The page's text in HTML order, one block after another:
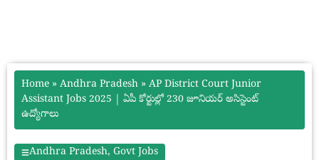
Home » Andhra Pradesh » AP District Court Junior
Assistant Jobs 2025 | ఏపీ కోర్టుల్లో 230 జూనియర్ అసిస్టెంట్
ఉద్యోగాలు
Andhra Pradesh,Govt Jobs